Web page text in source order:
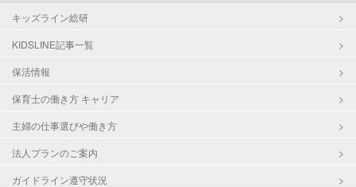
キッズライン総研
KIDSLINE記事一覧
保活情報
保育士の働き方 キャリア
主婦の仕事選びや働き方
法人プランのご案内
ガイドライン遵守状況